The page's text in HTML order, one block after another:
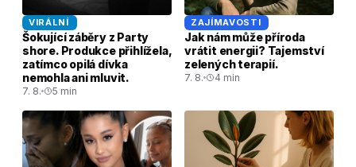
VIRÁLNÍ
Šokující záběry z Party
shore. Produkce přihlížela,
zatímco opilá dívka
nemohla ani mluvit.
7. 8. 5 min
ZAJÍMAVOSTI
Jak nám může příroda
vrátit energii? Tajemství
zelených terapií.
7. 8. 4 min